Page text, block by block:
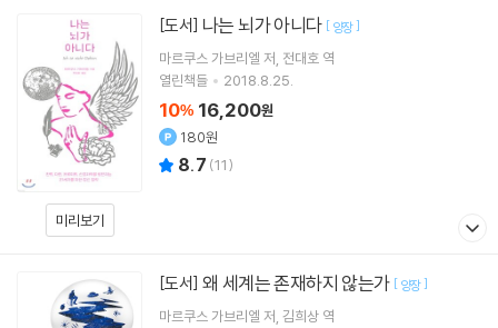
미리보기
[도서] 나는 뇌가 아니다 [ 양장]
마르쿠스 가브리엘 저 전대호 역
열린책들
2018.8.25.
10% 16,200원
180원
8.7 (11)
[도서] 왜 세계는 존재하지 않는가 [ 양장]
마르쿠스 가브리엘 저 김희상 역